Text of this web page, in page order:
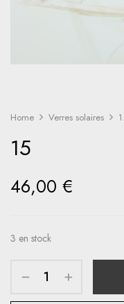
Home Verres solaires
15
46,00 €
3 en stock